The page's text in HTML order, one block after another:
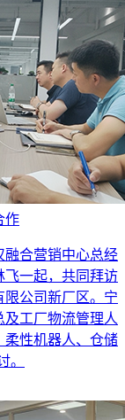
作
融合营销中心总经
飞一起，共同拜访
限公司新厂区。宁
工厂物流管理人
柔性机器人、仓储
。